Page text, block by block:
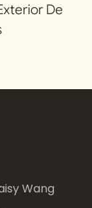
De
Wang